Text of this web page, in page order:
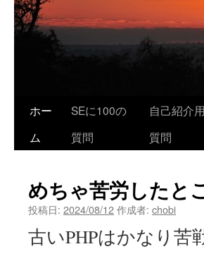
プ
ホー
ム
SEに100の
質問
自己紹介
質問
めちゃ苦労したと
投稿日: 2024/08/12作成者: chobi
古いPHPはかなり苦